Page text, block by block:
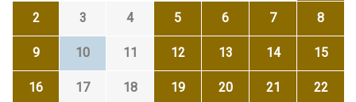
2 3 4 5 6 7 8
9 10 11 12 13 14 15
16 17 18 19 20 21 22